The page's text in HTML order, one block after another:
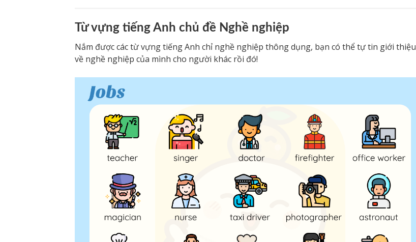
Từ vựng tiếng Anh chủ đề Nghề nghiệp
Nắm được các từ vựng tiếng Anh chỉ nghề nghiệp thông dụng, bạn có thể tự tin giới thiệu
về nghề nghiệp của mình cho người khác rồi đó!